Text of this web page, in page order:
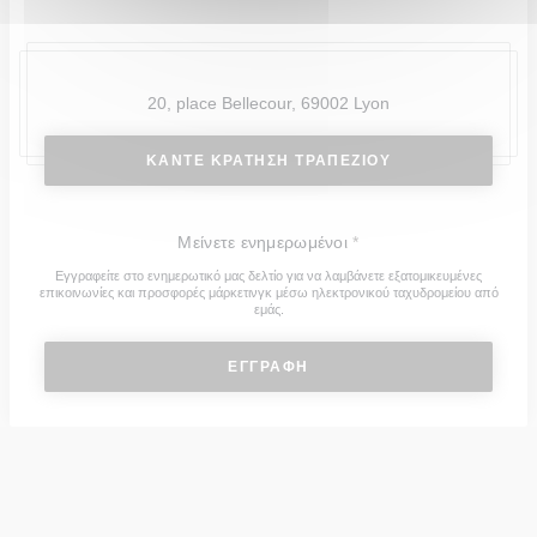
20, place Bellecour, 69002 Lyon
ΚΆΝΤΕ ΚΡΆΤΗΣΗ ΤΡΑΠΕΖΙΟΎ
Μείνετε ενημερωμένοι *
Εγγραφείτε στο ενημερωτικό μας δελτίο για να λαμβάνετε εξατομικευμένες
επικοινωνίες και προσφορές μάρκετινγκ μέσω ηλεκτρονικού ταχυδρομείου από
εμάς.
ΕΓΓΡΑΦΉ